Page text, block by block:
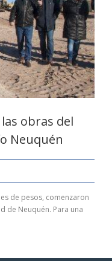
obras del
Neuquén
de pesos, comenzaron
de Neuquén. Para una